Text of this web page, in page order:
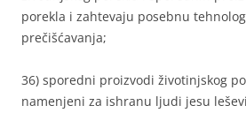
porekla i zahtevaju posebnu
prečišćavanja;
36) sporedni proizvodi životinjskog
namenjeni za ishranu ljudi jesu